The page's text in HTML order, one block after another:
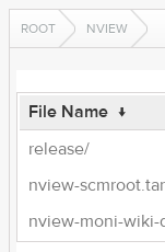
ROOT NVIEW
File Name ↓
release/
nview-
nview-moni-wiki-